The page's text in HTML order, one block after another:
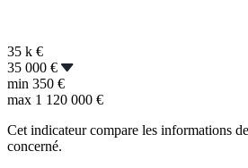
35 k €
35 000 €
min 350 €
max 1 120 000 €
Cet indicateur compare les informations
concerné.